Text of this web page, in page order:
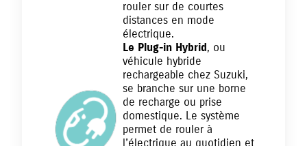
rouler sur de courtes
distances en mode
électrique.
Le Plug-in Hybrid, ou
véhicule hybride
rechargeable chez Suzuki,
se branche sur une borne
de recharge ou prise
domestique. Le système
permet de rouler à